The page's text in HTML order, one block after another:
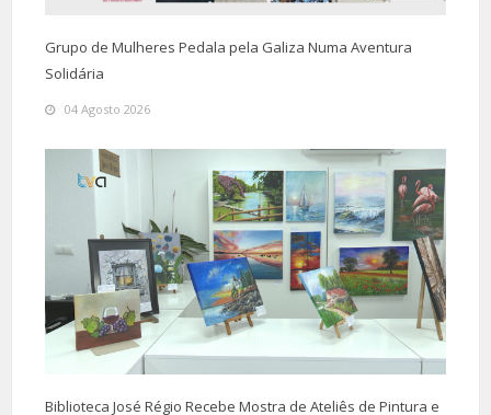
Grupo de Mulheres Pedala pela Galiza Numa Aventura
Solidária
04 Agosto 2026
Biblioteca José Régio Recebe Mostra de Ateliês de Pintura e